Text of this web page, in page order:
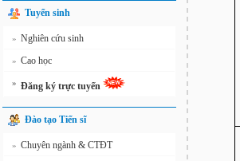
Tuyển sinh
» Nghiên cứu sinh
» Cao học
» Đăng ký trực tuyến
Đào tạo Tiến sĩ
» Chuyên ngành & CTĐT